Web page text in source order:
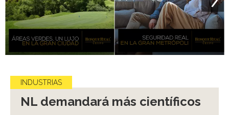
INDUSTRIAS
NL demandará más científicos